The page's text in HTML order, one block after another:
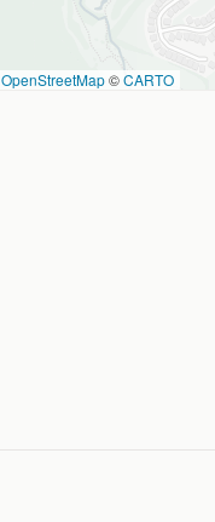
OpenStreetMap©CARTO